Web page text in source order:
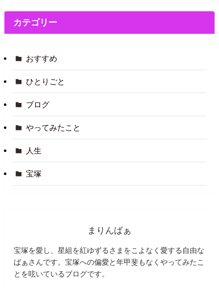
カテゴリー
おすすめ
ひとりごと
ブログ
やってみたこと
人生
宝塚
まりんばぁ
宝塚を愛し、星組を紅ゆずるさまをこよなく愛する自由な
ばぁさんです。宝塚への偏愛と年甲斐もなくやってみたこ
とを呟いているブログです。